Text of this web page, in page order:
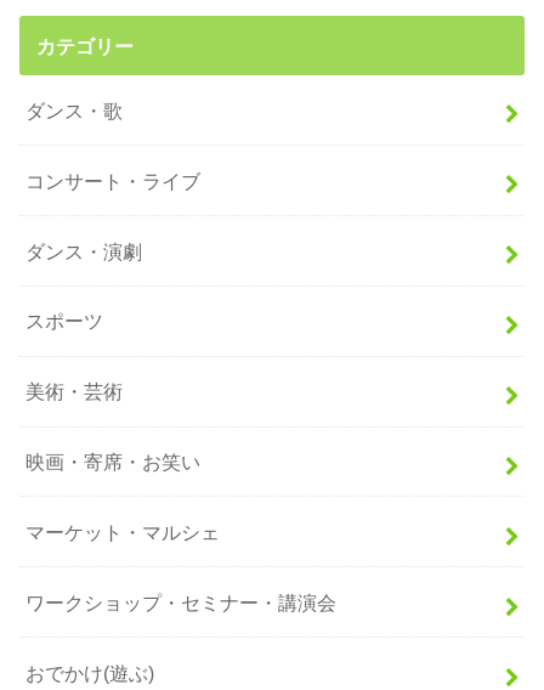
カテゴリー
ダンス・歌
コンサート・ライブ
ダンス・演劇
スポーツ
美術・芸術
映画・寄席・お笑い
マーケット・マルシェ
ワークショップ・セミナー・講演会
おでかけ(遊ぶ)